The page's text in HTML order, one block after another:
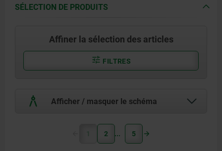
Ressort en Inox 1.4310.
SÉLECTION DE PRODUITS
Affiner la sélection des articles
FILTRES
Afficher / masquer le schéma
1 2 5